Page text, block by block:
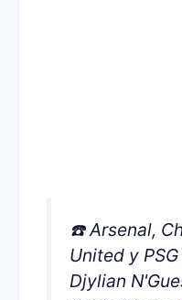
☎️ Arsenal,
United y
Djylian